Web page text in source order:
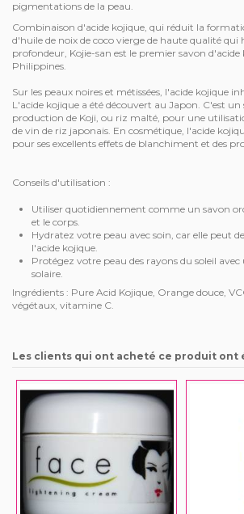
pigmentations de la peau.
Combinaison d'acide kojique, qui réduit la
d'huile de noix de coco vierge de haute qualité qui
profondeur, Kojie-san est le premier savon
Philippines.
Sur les peaux noires et métissées, l'acide kojique
L'acide kojique a été découvert au Japon. C'est
production de Koji, ou riz malté, pour une
de vin de riz japonais. En cosmétique, l'acide
pour ses excellents effets de blanchiment et des
Conseils d'utilisation :
Utiliser quotidiennement comme un savon
et le corps.
Hydratez votre peau avec soin, car elle peut
l'acide kojique.
Protégez votre peau des rayons du soleil
solaire.
Ingrédients : Pure Acid Kojique, Orange douce,
végétaux, vitamine C.
Les clients qui ont acheté ce produit ont